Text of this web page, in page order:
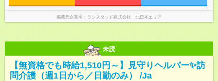
掲載元企業名 ランスタッド株式会社 北日本エリア
未読
【無資格でも時給1,510円～】見守りヘルパー✨訪
問介護（週1日から／日勤のみ） /Ja